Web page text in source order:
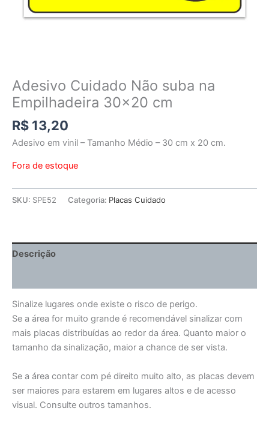
Adesivo Cuidado Não suba na
Empilhadeira 30×20 cm
R$ 13,20
Adesivo em vinil – Tamanho Médio – 30 cm x 20 cm.
Fora de estoque
SKU: SPE52 Categoria: Placas Cuidado
Descrição
Sinalize lugares onde existe o risco de perigo.
Se a área for muito grande é recomendável sinalizar com
mais placas distribuídas ao redor da área. Quanto maior o
tamanho da sinalização, maior a chance de ser vista.
Se a área contar com pé direito muito alto, as placas devem
ser maiores para estarem em lugares altos e de acesso
visual. Consulte outros tamanhos.